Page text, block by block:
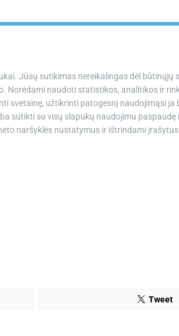
Jūsų sutikimas nereikalingas dėl būtinųjų
Norėdami naudoti statistikos, analitikos ir
svetainę, užtikrinti patogesnį naudojimąsi
sutikti su visų slapukų naudojimu paspaudę
naršyklės nustatymus ir ištrindami
Tweet